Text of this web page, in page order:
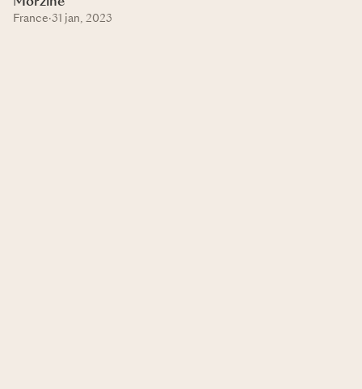
France·31 jan, 2023